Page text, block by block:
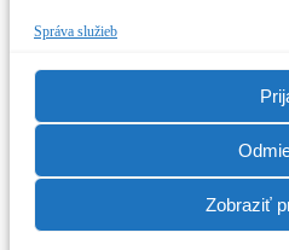
Správa služieb
Zobraziť